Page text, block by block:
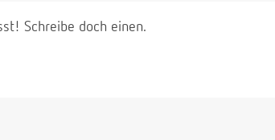
Schreibe doch einen.